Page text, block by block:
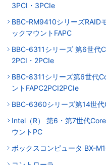
3PCI・3PCIe
BBC-RM9410シリーズRAID
ックマウントFAPC
BBC-6311シリーズ 第6世代
2PCI・2PCIe
BBC-8311シリーズ第6世代
ントFAPC2PCI2PCIe
BBC-6360シリーズ第14世
Intel（R） 第6・第7世代
ウントPC
ボックスコンピュータ BX-